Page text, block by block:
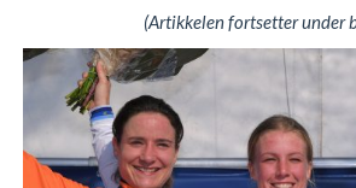
(Artikkelen fortsetter under